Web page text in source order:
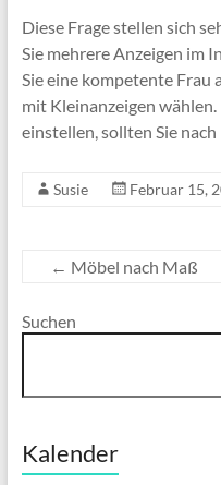
Diese Frage stellen sich
Sie mehrere Anzeigen im
Sie eine kompetente Frau
mit Kleinanzeigen wählen.
einstellen, sollten Sie
Susie Februar 15,
← Möbel nach Maß
Suchen
Kalender